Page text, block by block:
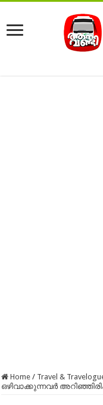
Home / Travel &
ഒഴിവാക്കുന്നവര്‍